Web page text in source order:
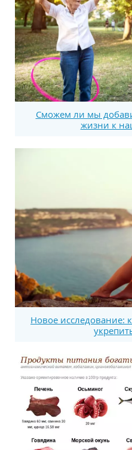
Сможем ли мы
жизни к
Новое исследование: